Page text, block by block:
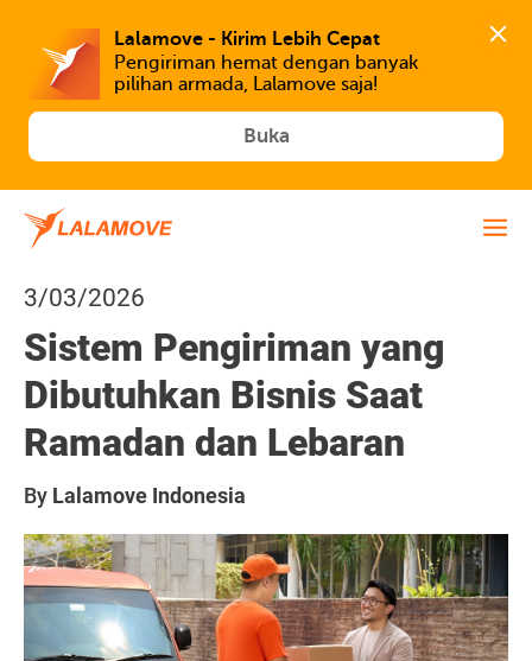
Lalamove - Kirim Lebih Cepat
Pengiriman hemat dengan banyak
Buka
3/03/2026
Sistem Pengiriman yang
Dibutuhkan Bisnis Saat
Ramadan dan Lebaran
By Lalamove Indonesia